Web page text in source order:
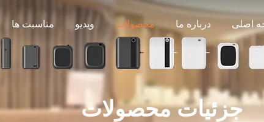
اصلی درباره ما محصولات ویدیو مناسبت ها
جزئیات محصولات